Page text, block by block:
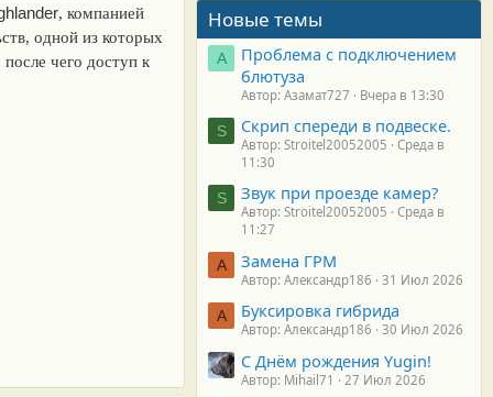
, компанией
одной из которых
чего доступ к
Новые темы
А
Проблема с подключением
блютуза
Автор: Азамат727 Вчера в 13:30
S Скрип спереди в подвеске.
Автор: Stroitel20052005
Среда в
11:30
S Звук при проезде камер?
Автор: Stroitel20052005
Среда в
11:27
А Замена ГРМ
Автор: Александр186 31 Июл 2026
А Буксировка гибрида
Автор: Александр186 30 Июл 2026
С Днём рождения Yugin!
Автор: Mihail71 27 Июл 2026